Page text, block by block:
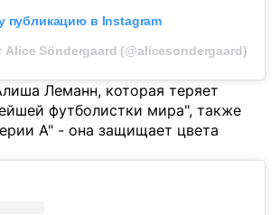
публикацию в Instagram
Alice Söndergaard (@alicesondergaard)
Леманн, которая теряет
футболистки мира", также
А" - она защищает цвета